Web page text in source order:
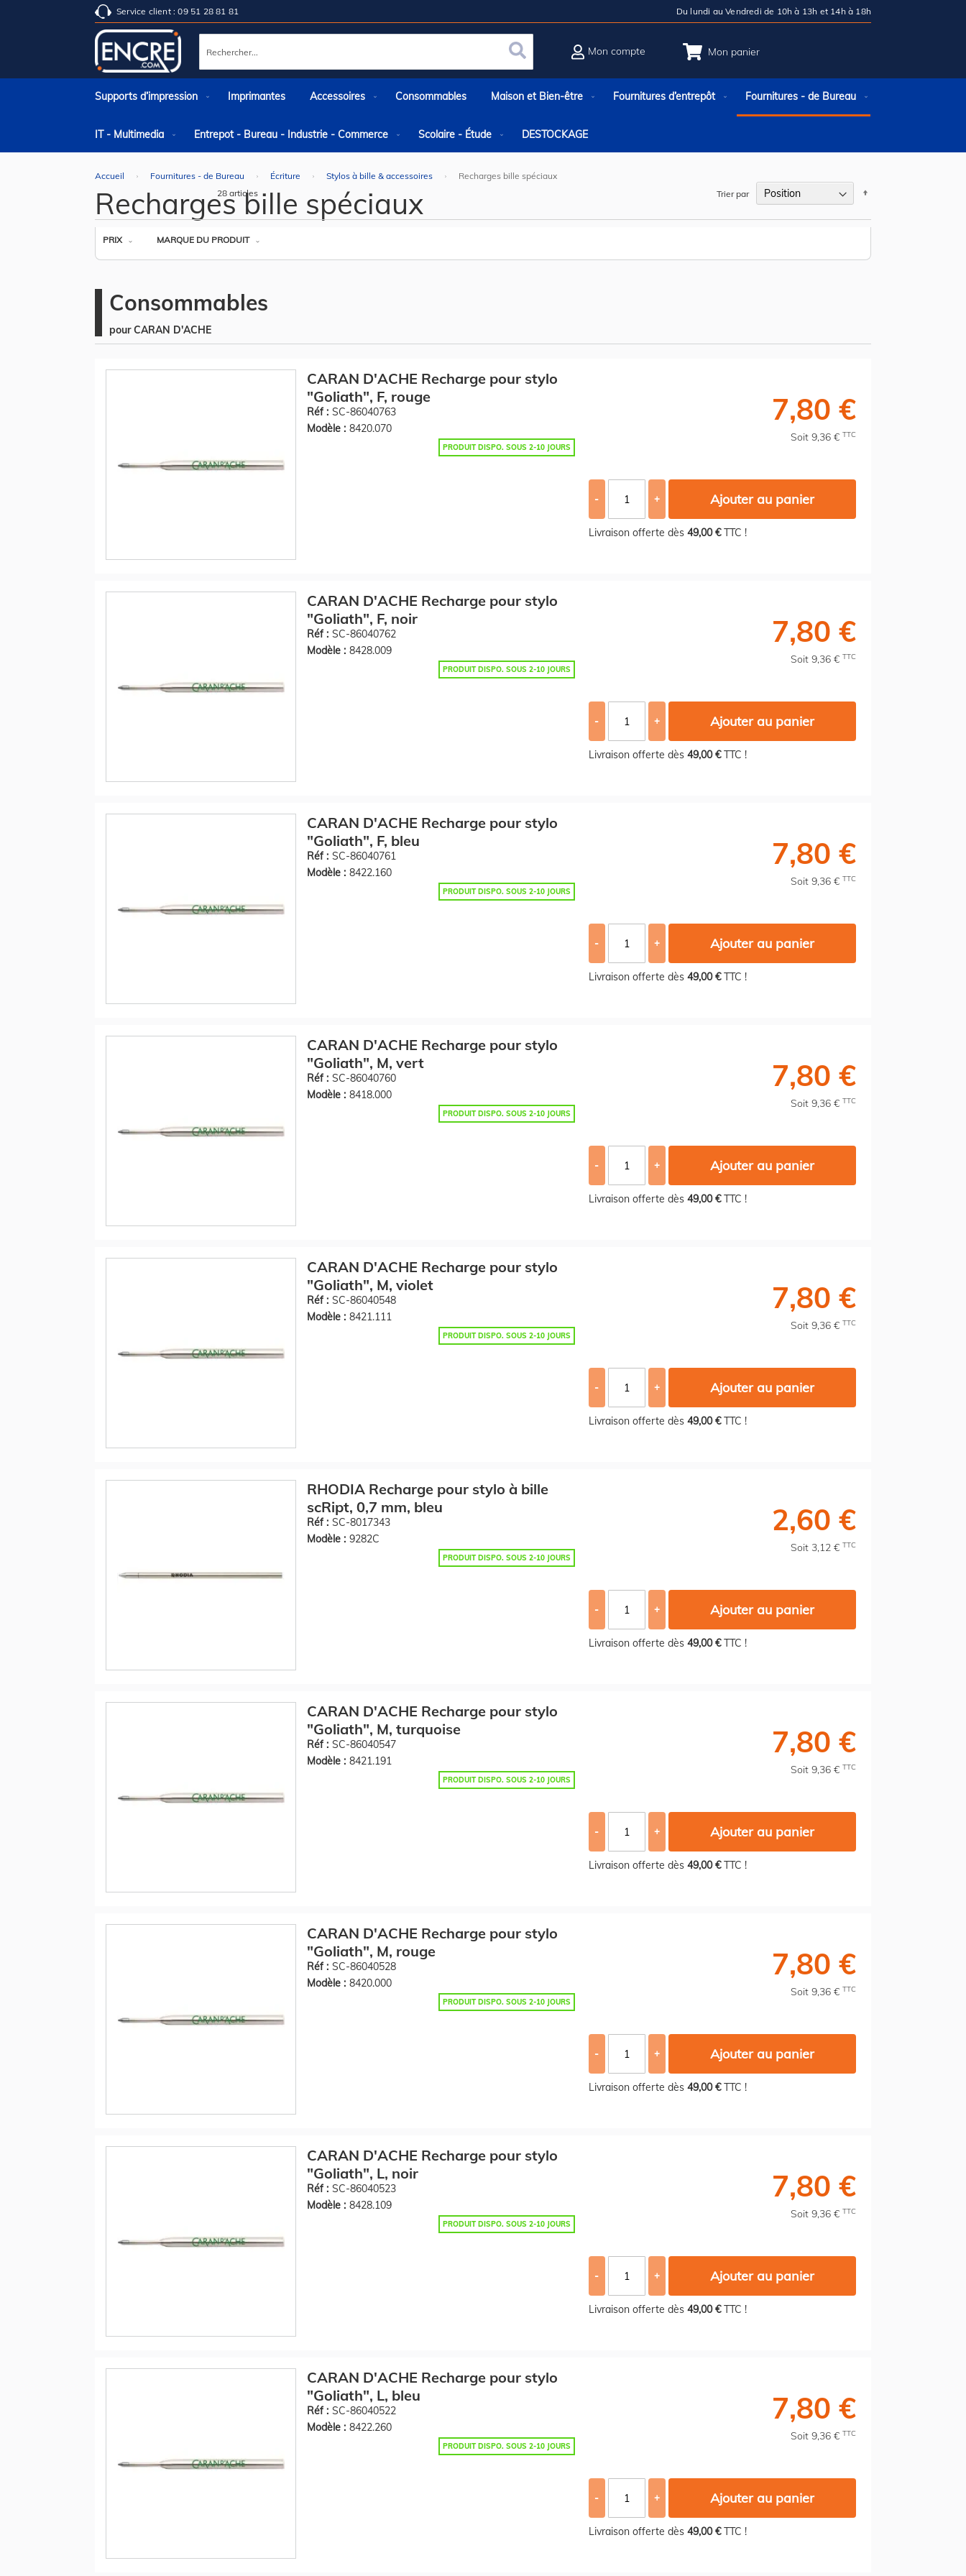
Service client : 09 51 28 81 81 Du lundi au Vendredi de 10h à 13h et 14h à 18h
Mon panier
Rechercher Rechercher
Mon compte
Supports d’impression Imprimantes Accessoires Consommables Maison et Bien-être Fournitures d’entrepôt Fournitures - de Bureau
IT - Multimedia Entrepot - Bureau - Industrie - Commerce Scolaire - Étude DESTOCKAGE
Accueil Fournitures - de Bureau Écriture Stylos à bille & accessoires Recharges bille spéciaux
Recharges bille spéciaux
PRIX MARQUE DU PRODUIT
28 articles Trier par
Consommables
pour CARAN D'ACHE
CARAN D'ACHE Recharge pour stylo
"Goliath", F, rouge
Réf : SC-86040763
Modèle : 8420.070
PRODUIT DISPO. SOUS 2-10 JOURS
7,80 €
Soit 9,36 € TTC
- + Ajouter au panier
Livraison offerte dès 49,00 €TTC !
CARAN D'ACHE Recharge pour stylo
"Goliath", F, noir
Réf : SC-86040762
Modèle : 8428.009
PRODUIT DISPO. SOUS 2-10 JOURS
7,80 €
Soit 9,36 € TTC
- + Ajouter au panier
Livraison offerte dès 49,00 €TTC !
CARAN D'ACHE Recharge pour stylo
"Goliath", F, bleu
Réf : SC-86040761
Modèle : 8422.160
PRODUIT DISPO. SOUS 2-10 JOURS
7,80 €
Soit 9,36 € TTC
- + Ajouter au panier
Livraison offerte dès 49,00 €TTC !
CARAN D'ACHE Recharge pour stylo
"Goliath", M, vert
Réf : SC-86040760
Modèle : 8418.000
PRODUIT DISPO. SOUS 2-10 JOURS
7,80 €
Soit 9,36 € TTC
- + Ajouter au panier
Livraison offerte dès 49,00 €TTC !
CARAN D'ACHE Recharge pour stylo
"Goliath", M, violet
Réf : SC-86040548
Modèle : 8421.111
PRODUIT DISPO. SOUS 2-10 JOURS
7,80 €
Soit 9,36 € TTC
- + Ajouter au panier
Livraison offerte dès 49,00 €TTC !
RHODIA Recharge pour stylo à bille
scRipt, 0,7 mm, bleu
Réf : SC-8017343
Modèle : 9282C
PRODUIT DISPO. SOUS 2-10 JOURS
2,60 €
Soit 3,12 € TTC
- + Ajouter au panier
Livraison offerte dès 49,00 €TTC !
CARAN D'ACHE Recharge pour stylo
"Goliath", M, turquoise
Réf : SC-86040547
Modèle : 8421.191
PRODUIT DISPO. SOUS 2-10 JOURS
7,80 €
Soit 9,36 € TTC
- + Ajouter au panier
Livraison offerte dès 49,00 €TTC !
CARAN D'ACHE Recharge pour stylo
"Goliath", M, rouge
Réf : SC-86040528
Modèle : 8420.000
PRODUIT DISPO. SOUS 2-10 JOURS
7,80 €
Soit 9,36 € TTC
- + Ajouter au panier
Livraison offerte dès 49,00 €TTC !
CARAN D'ACHE Recharge pour stylo
"Goliath", L, noir
Réf : SC-86040523
Modèle : 8428.109
PRODUIT DISPO. SOUS 2-10 JOURS
7,80 €
Soit 9,36 € TTC
- + Ajouter au panier
Livraison offerte dès 49,00 €TTC !
CARAN D'ACHE Recharge pour stylo
"Goliath", L, bleu
Réf : SC-86040522
Modèle : 8422.260
PRODUIT DISPO. SOUS 2-10 JOURS
7,80 €
Soit 9,36 € TTC
- + Ajouter au panier
Livraison offerte dès 49,00 €TTC !